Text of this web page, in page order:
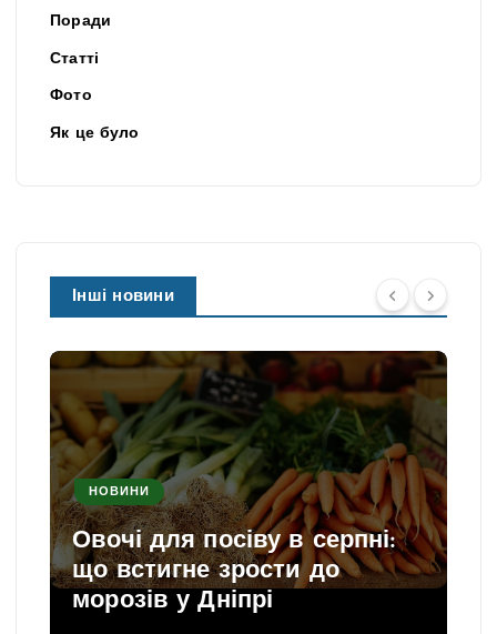
Поради
Статті
Фото
Як це було
Інші новини
НОВИНИ
Овочі для посіву в серпні:
що встигне зрости до
морозів у Дніпрі